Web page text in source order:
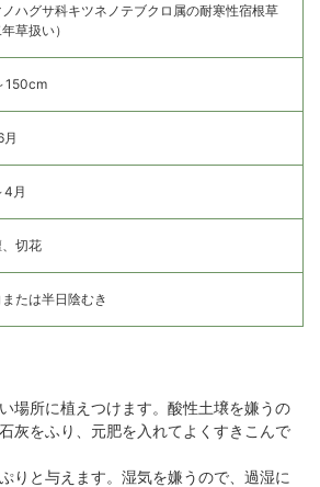
ノハグサ科キツネノテブクロ属の耐寒性宿根草
年草扱い）
150cm
月
4月
切花
または半日陰むき
場所に植えつけます。酸性土壌を嫌うの
灰をふり、元肥を入れてよくすきこんで
りと与えます。湿気を嫌うので、過湿に